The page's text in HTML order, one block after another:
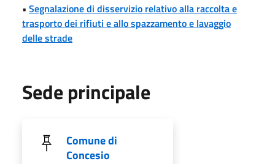
• Segnalazione di disservizio relativo alla raccolta e
trasporto dei rifiuti e allo spazzamento e lavaggio
delle strade
Sede principale
Comune di
Concesio